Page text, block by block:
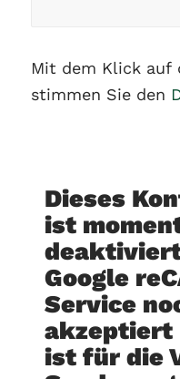
Mit dem Klick auf
stimmen Sie den
Dieses
ist
Google
Service
akzeptiert
ist für die